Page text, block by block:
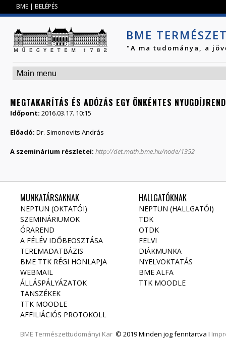
BME | BELÉPÉS
BME
"A ma tudománya, a
MEGTAKARÍTÁS ÉS ADÓZÁS EGY ÖNKÉNTES
Időpont: 2016.03.17. 10:15
Előadó: Dr. Simonovits András
A szeminárium részletei: http://det.math.bme.hu/node/1352
MUNKATÁRSAKNAK
NEPTUN (OKTATÓI)
SZEMINÁRIUMOK
ÓRAREND
A FÉLÉV IDŐBEOSZTÁSA
TEREMADATBÁZIS
BME TTK RÉGI HONLAPJA
WEBMAIL
ÁLLÁSPÁLYÁZATOK
TANSZÉKEK
TTK MOODLE
AFFILIÁCIÓS PROTOKOLL
BME Természettudományi Kar © 2019 Minden jog fenntartva I
HALLGATÓKNAK
NEPTUN (HALLGATÓI)
TDK
OTDK
FELVI
DIÁKMUNKA
NYELVOKTATÁS
BME ALFA
TTK MOODLE